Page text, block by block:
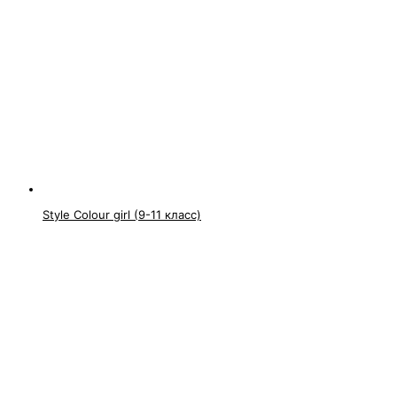
Style Colour girl (9-11 класс)